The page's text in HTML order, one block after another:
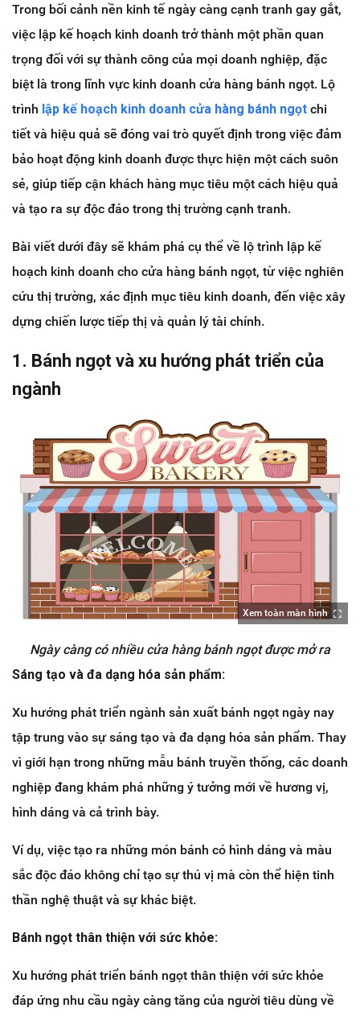
Trong bối cảnh nền kinh tế ngày càng cạnh tranh gay gắt,
việc lập kế hoạch kinh doanh trở thành một phần quan
trọng đối với sự thành công của mọi doanh nghiệp, đặc
biệt là trong lĩnh vực kinh doanh cửa hàng bánh ngọt. Lộ
trình lập kế hoạch kinh doanh cửa hàng bánh ngọt chi
tiết và hiệu quả sẽ đóng vai trò quyết định trong việc đảm
bảo hoạt động kinh doanh được thực hiện một cách suôn
sẻ, giúp tiếp cận khách hàng mục tiêu một cách hiệu quả
và tạo ra sự độc đáo trong thị trường cạnh tranh.
Bài viết dưới đây sẽ khám phá cụ thể về lộ trình lập kế
hoạch kinh doanh cho cửa hàng bánh ngọt, từ việc nghiên
cứu thị trường, xác định mục tiêu kinh doanh, đến việc xây
dựng chiến lược tiếp thị và quản lý tài chính.
1. Bánh ngọt và xu hướng phát triển của
ngành
Xem toàn màn hình
Ngày càng có nhiều cửa hàng bánh ngọt được mở ra
Sáng tạo và đa dạng hóa sản phẩm:
Xu hướng phát triển ngành sản xuất bánh ngọt ngày nay
tập trung vào sự sáng tạo và đa dạng hóa sản phẩm. Thay
vì giới hạn trong những mẫu bánh truyền thống, các doanh
nghiệp đang khám phá những ý tưởng mới về hương vị,
hình dáng và cả trình bày.
Ví dụ, việc tạo ra những món bánh có hình dáng và màu
sắc độc đáo không chỉ tạo sự thú vị mà còn thể hiện tinh
thần nghệ thuật và sự khác biệt.
Bánh ngọt thân thiện với sức khỏe:
Xu hướng phát triển bánh ngọt thân thiện với sức khỏe
đáp ứng nhu cầu ngày càng tăng của người tiêu dùng về